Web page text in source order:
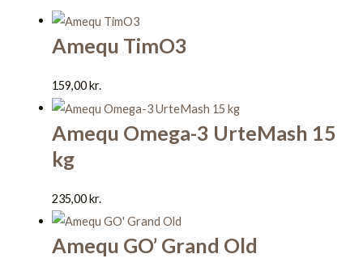
Amequ TimO3
159,00kr.
Amequ Omega-3 UrteMash 15
kg
235,00kr.
Amequ GO’ Grand Old